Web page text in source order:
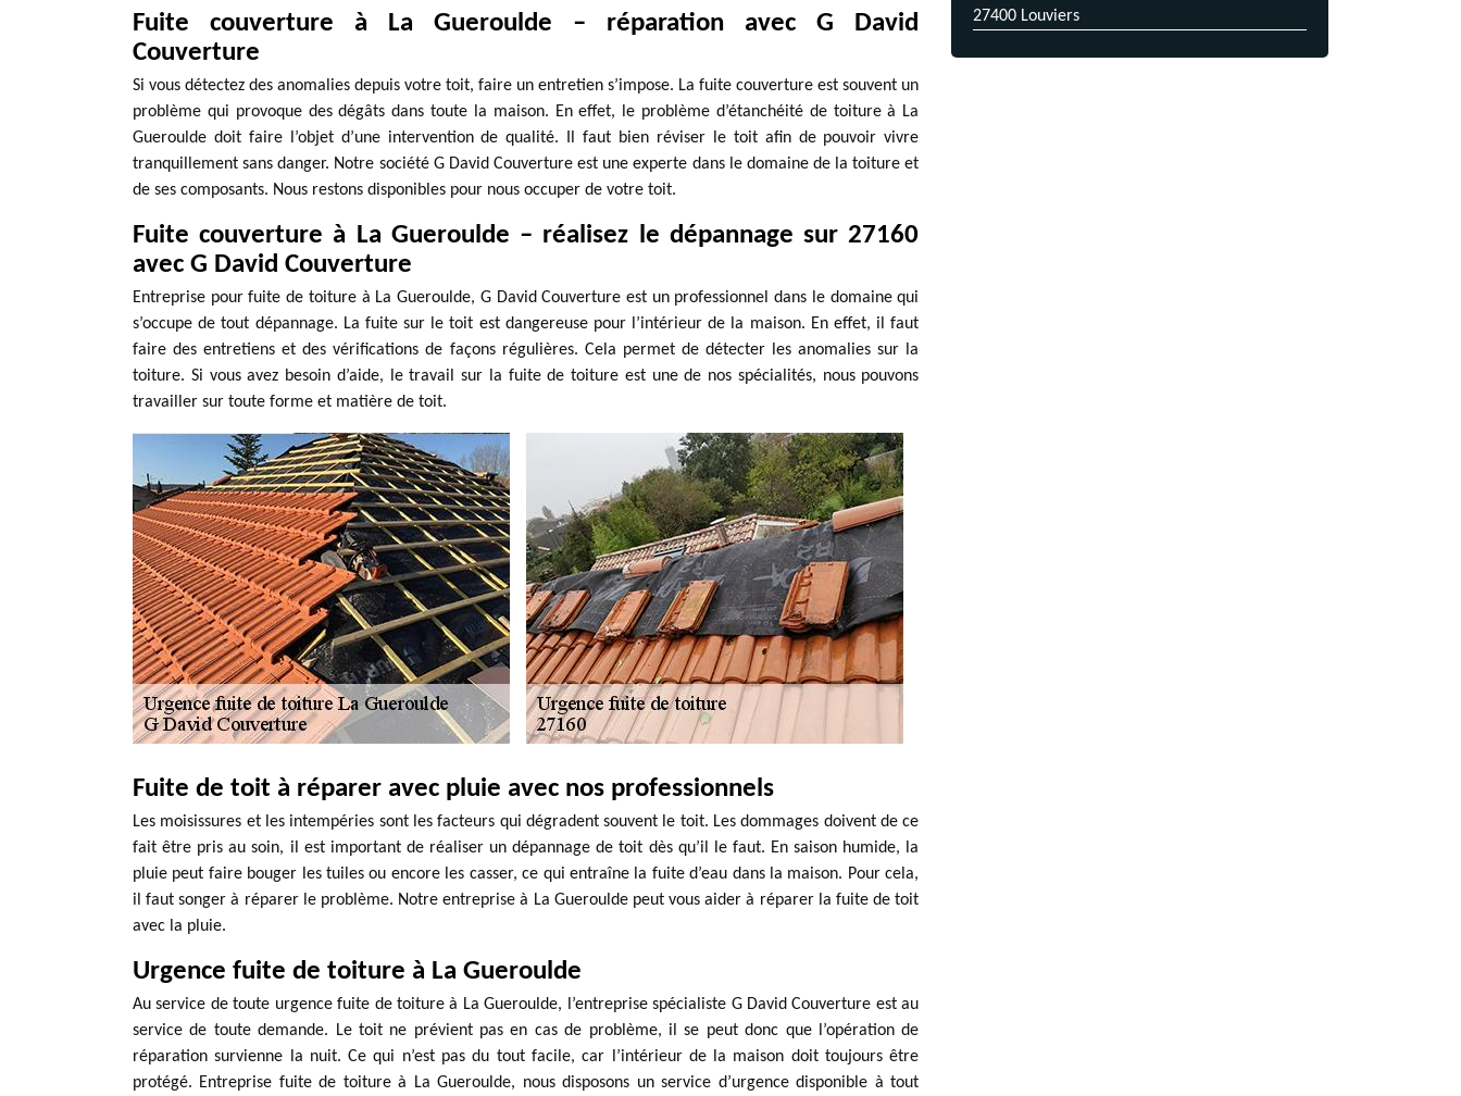
Fuite couverture à La Gueroulde – réparation avec G David
Couverture
Si vous détectez des anomalies depuis votre toit, faire un entretien s’impose. La fuite couverture est souvent un
problème qui provoque des dégâts dans toute la maison. En effet, le problème d’étanchéité de toiture à La
Gueroulde doit faire l’objet d’une intervention de qualité. Il faut bien réviser le toit afin de pouvoir vivre
tranquillement sans danger. Notre société G David Couverture est une experte dans le domaine de la toiture et
de ses composants. Nous restons disponibles pour nous occuper de votre toit.
Fuite couverture à La Gueroulde – réalisez le dépannage sur 27160
avec G David Couverture
Entreprise pour fuite de toiture à La Gueroulde, G David Couverture est un professionnel dans le domaine qui
s’occupe de tout dépannage. La fuite sur le toit est dangereuse pour l’intérieur de la maison. En effet, il faut
faire des entretiens et des vérifications de façons régulières. Cela permet de détecter les anomalies sur la
toiture. Si vous avez besoin d’aide, le travail sur la fuite de toiture est une de nos spécialités, nous pouvons
travailler sur toute forme et matière de toit.
Fuite de toit à réparer avec pluie avec nos professionnels
Les moisissures et les intempéries sont les facteurs qui dégradent souvent le toit. Les dommages doivent de ce
fait être pris au soin, il est important de réaliser un dépannage de toit dès qu’il le faut. En saison humide, la
pluie peut faire bouger les tuiles ou encore les casser, ce qui entraîne la fuite d’eau dans la maison. Pour cela,
il faut songer à réparer le problème. Notre entreprise à La Gueroulde peut vous aider à réparer la fuite de toit
avec la pluie.
Urgence fuite de toiture à La Gueroulde
Au service de toute urgence fuite de toiture à La Gueroulde, l’entreprise spécialiste G David Couverture est au
service de toute demande. Le toit ne prévient pas en cas de problème, il se peut donc que l’opération de
réparation survienne la nuit. Ce qui n’est pas du tout facile, car l’intérieur de la maison doit toujours être
protégé. Entreprise fuite de toiture à La Gueroulde, nous disposons un service d’urgence disponible à tout
27400 Louviers